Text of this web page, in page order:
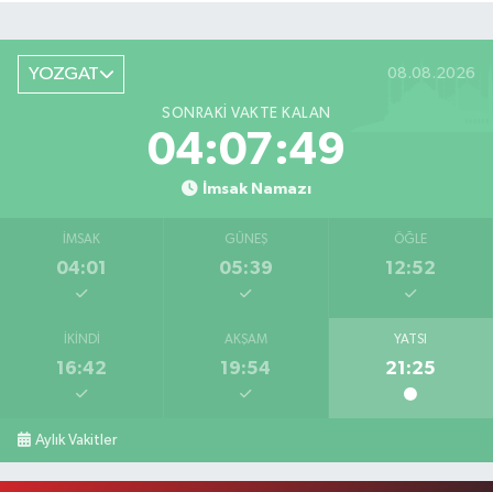
YOZGAT 08.08.2026
SONRAKI VAKTE KALAN
04:07:49
İmsak Namazı
İMSAK
04:01
GÜNEŞ
05:39
ÖĞLE
12:52
İKINDI
16:42
AKŞAM
19:54
YATSI
21:25
Aylık Vakitler